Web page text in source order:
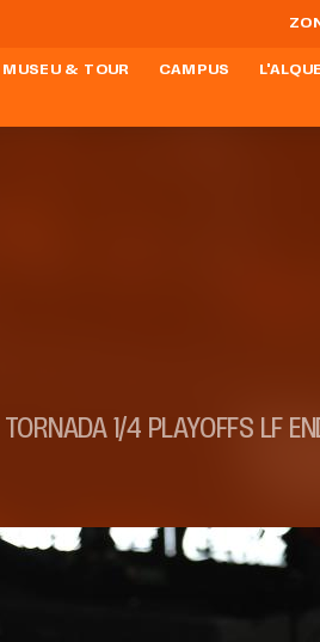
MUSEU & TOUR CAMPUS
TORNADA 1/4 PLAYOFFS LF